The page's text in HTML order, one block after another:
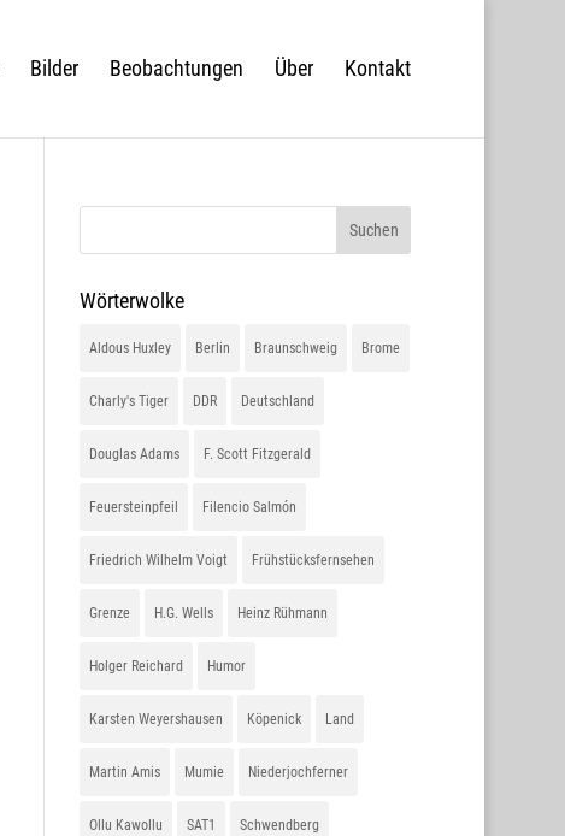
Bilder Beobachtungen Über Kontakt
Wörterwolke
Aldous Huxley Berlin Braunschweig Brome
Charly's Tiger DDR Deutschland
Douglas Adams F. Scott Fitzgerald
Feuersteinpfeil Filencio Salmón
Friedrich Wilhelm Voigt Frühstücksfernsehen
Grenze H.G. Wells Heinz Rühmann
Holger Reichard Humor
Karsten Weyershausen Köpenick Land
Martin Amis Mumie Niederjochferner
Ollu Kawollu SAT1 Schwendberg